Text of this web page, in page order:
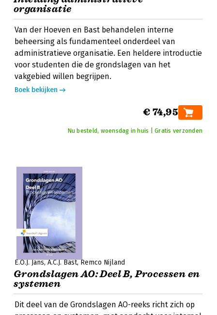
organisatie
Van der Hoeven en Bast behandelen interne
beheersing als fundamenteel onderdeel van
administratieve organisatie. Een heldere introductie
voor studenten die de grondslagen van het
vakgebied willen begrijpen.
Boek bekijken
€ 74,95
Nu besteld, woensdag in huis | Gratis verzonden
E.O.J. Jans A.C.J. Bast Remco Nijland
Grondslagen AO: Deel B, Processen en
systemen
Dit deel van de Grondslagen AO-reeks richt zich op